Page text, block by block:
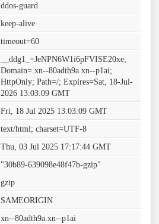
ddos-guard
keep-alive
timeout=60
__ddg1_=JeNPN6W1i6pFVISE20xe;
Domain=.xn--80adth9a.xn--p1ai;
HttpOnly; Path=/; Expires=Sat, 18-Jul-
2026 13:03:09 GMT
Fri, 18 Jul 2025 13:03:09 GMT
text/html; charset=UTF-8
Thu, 03 Jul 2025 17:17:44 GMT
"30b89-639098e48f47b-gzip"
gzip
SAMEORIGIN
xn--80adth9a.xn--p1ai